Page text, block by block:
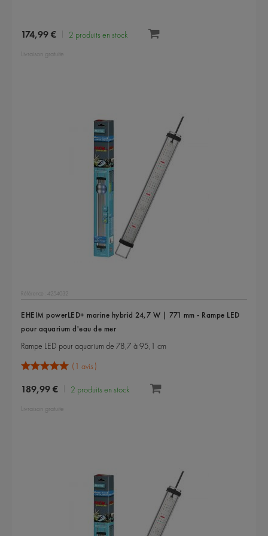
174,99 € 2 produits en stock
Livraison gratuite
Référence : 4254032
EHEIM powerLED+ marine hybrid 24,7 W | 771 mm - Rampe LED
pour aquarium d'eau de mer
Rampe LED pour aquarium de 78,7 à 95,1 cm
1 avis
189,99 € 2 produits en stock
Livraison gratuite